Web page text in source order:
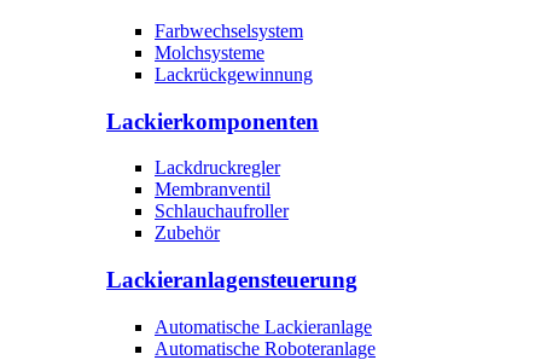
Farbwechselsystem
Molchsysteme
Lackrückgewinnung
Lackierkomponenten
Lackdruckregler
Membranventil
Schlauchaufroller
Zubehör
Lackieranlagensteuerung
Automatische Lackieranlage
Automatische Roboteranlage